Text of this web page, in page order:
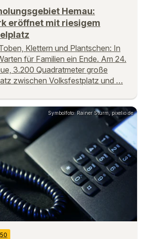
Hemau:
eröffnet mit riesigem
Klettern und Plantschen: In
für Familien ein Ende. Am 24.
3.200 Quadratmeter große
zwischen Volksfestplatz und …
Symbolfoto: Rainer Sturm, pixelio.de